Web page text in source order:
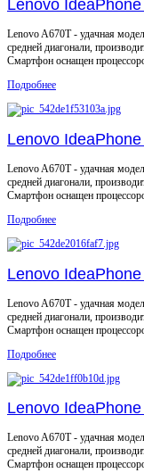
Lenovo
Lenovo A670T - удачная
средней диагонали,
Смартфон оснащен
Подробнее
Lenovo
Lenovo A670T - удачная
средней диагонали,
Смартфон оснащен
Подробнее
Lenovo
Lenovo A670T - удачная
средней диагонали,
Смартфон оснащен
Подробнее
Lenovo
Lenovo A670T - удачная
средней диагонали,
Смартфон оснащен